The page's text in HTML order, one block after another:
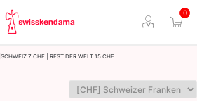
0
Schweiz 7 CHF | Rest der Welt 15 CHF